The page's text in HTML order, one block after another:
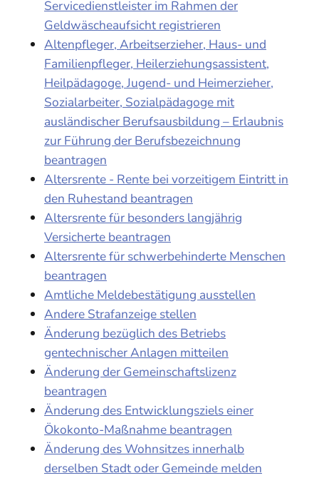
Servicedienstleister im Rahmen der
Geldwäscheaufsicht registrieren
Altenpfleger, Arbeitserzieher, Haus- und
Familienpfleger, Heilerziehungsassistent,
Heilpädagoge, Jugend- und Heimerzieher,
Sozialarbeiter, Sozialpädagoge mit
ausländischer Berufsausbildung – Erlaubnis
zur Führung der Berufsbezeichnung
beantragen
Altersrente - Rente bei vorzeitigem Eintritt in
den Ruhestand beantragen
Altersrente für besonders langjährig
Versicherte beantragen
Altersrente für schwerbehinderte Menschen
beantragen
Amtliche Meldebestätigung ausstellen
Andere Strafanzeige stellen
Änderung bezüglich des Betriebs
gentechnischer Anlagen mitteilen
Änderung der Gemeinschaftslizenz
beantragen
Änderung des Entwicklungsziels einer
Ökokonto-Maßnahme beantragen
Änderung des Wohnsitzes innerhalb
derselben Stadt oder Gemeinde melden